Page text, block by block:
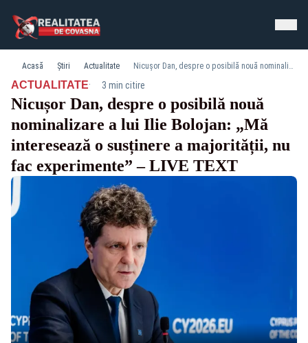
Acasă Știri Actualitate Nicușor Dan, despre o posibilă nouă nominalizare a lui Ilie Bolojan: „Mă interesează o susținere a majorității, nu fac experimente” – LIVE TEXT
ACTUALITATE· 3 min citire
Nicușor Dan, despre o posibilă nouă
nominalizare a lui Ilie Bolojan: „Mă
interesează o susținere a majorității, nu
fac experimente” – LIVE TEXT